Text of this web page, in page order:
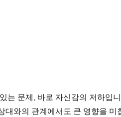
는 문제, 바로 자신감의 저하입
대와의 관계에서도 큰 영향을 미